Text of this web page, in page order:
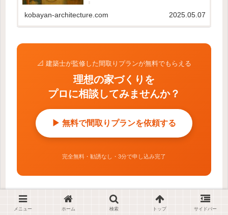
kobayan-architecture.com 2025.05.07
📐 建築士が監修した間取りプランが無料でもらえる
理想の家づくりを
プロに相談してみませんか？
▶ 無料で間取りプランを依頼する
完全無料・勧誘なし・3分で申し込み完了
📘 このテーマをまとめて読む｜設備選びの完
→
メニュー ホーム 検索 トップ サイドバー